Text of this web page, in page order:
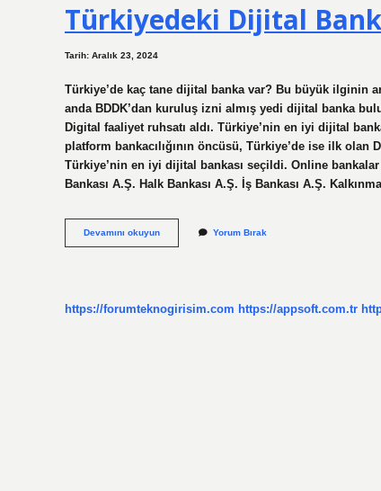
Türkiyedeki Dijital
Tarih: Aralık 23, 2024
Türkiye’de kaç tane dijital banka var? Bu büyük ilginin
anda BDDK’dan kuruluş izni almış yedi dijital banka
Digital faaliyet ruhsatı aldı. Türkiye’nin en iyi dijital
platform bankacılığının öncüsü, Türkiye’de ise ilk olan
Türkiye’nin en iyi dijital bankası seçildi. Online
Bankası A.Ş. Halk Bankası A.Ş. İş Bankası A.Ş.
Devamını okuyunTürkiyedeki
Dijital
Yorum Bırak
https://forumteknogirisim.com https://appsoft.com.tr